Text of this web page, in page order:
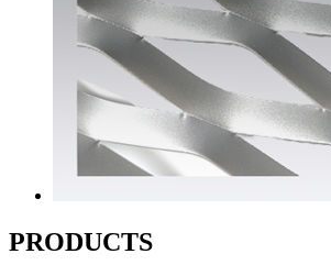
PRODUCTS